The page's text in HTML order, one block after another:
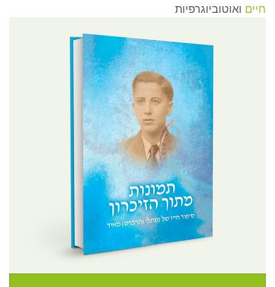
חיים ואוטוביוגרפיות